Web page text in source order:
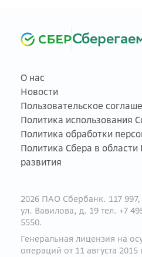
О нас
Новости
Пользовательское
Политика использования
Политика обработки
Политика Сбера в области
развития
2026 ПАО Сбербанк. 117
ул. Вавилова, д. 19 тел. +7
5550.
Генеральная лицензия на
операций от 11 августа